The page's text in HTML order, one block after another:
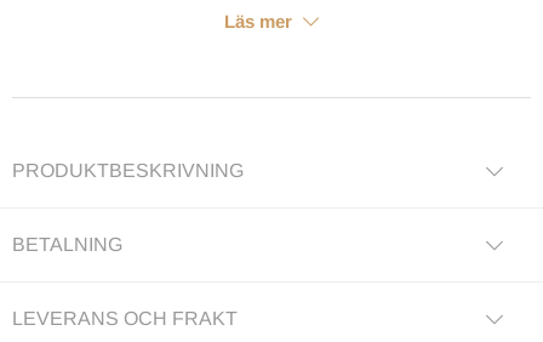
Läs mer
PRODUKTBESKRIVNING
BETALNING
LEVERANS OCH FRAKT